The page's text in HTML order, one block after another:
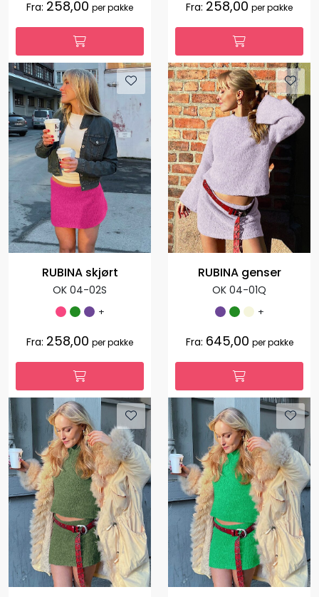
Fra: 258,00 per pakke Fra: 258,00 per pakke
RUBINA skjørt
OK 04-02S
+
Fra: 258,00 per pakke
RUBINA genser
OK 04-01Q
+
Fra: 645,00 per pakke